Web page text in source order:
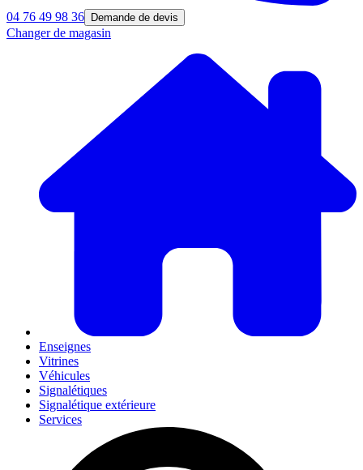
04 76 49 98 36 Demande de devis
Changer de magasin
Enseignes
Vitrines
Véhicules
Signalétiques
Signalétique extérieure
Services